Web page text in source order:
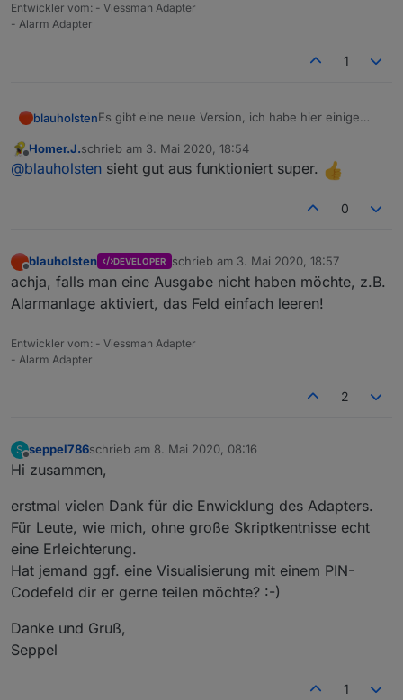
Entwickler vom: - Viessman Adapter
- Alarm Adapter
1
blauholstenEs gibt eine neue Version, ich habe hier einige
Es können jetzt, Namen mit ausgegeben werden,
Nachtruhe beginn/ende, Veränderungen während
Bitte mal testen.
Offline
Homer.J.schrieb am 3. Mai 2020, 18:54
zuletzt editiert von
@blauholsten sieht gut aus funktioniert super.
0
Offline
blauholsten DEVELOPER schrieb am 3. Mai 2020, 18:57
zuletzt editiert von
achja, falls man eine Ausgabe nicht haben möchte, z.B.
Alarmanlage aktiviert, das Feld einfach leeren!
Entwickler vom: - Viessman Adapter
- Alarm Adapter
2
S seppel786schrieb am 8. Mai 2020, 08:16
zuletzt editiert von
Hi zusammen,
erstmal vielen Dank für die Enwicklung des Adapters.
Für Leute, wie mich, ohne große Skriptkentnisse echt
eine Erleichterung.
Hat jemand ggf. eine Visualisierung mit einem PIN-
Codefeld dir er gerne teilen möchte? :-)
Danke und Gruß,
Seppel
1